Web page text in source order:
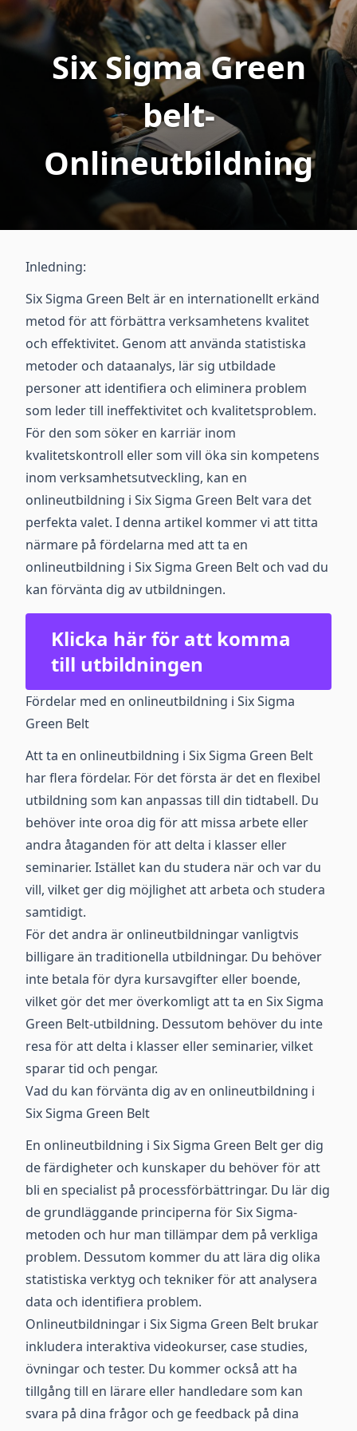
Six Sigma Green
belt-
Onlineutbildning
Inledning:
Six Sigma Green Belt är en internationellt erkänd
metod för att förbättra verksamhetens kvalitet
och effektivitet. Genom att använda statistiska
metoder och dataanalys, lär sig utbildade
personer att identifiera och eliminera problem
som leder till ineffektivitet och kvalitetsproblem.
För den som söker en karriär inom
kvalitetskontroll eller som vill öka sin kompetens
inom verksamhetsutveckling, kan en
onlineutbildning i Six Sigma Green Belt vara det
perfekta valet. I denna artikel kommer vi att titta
närmare på fördelarna med att ta en
onlineutbildning i Six Sigma Green Belt och vad du
kan förvänta dig av utbildningen.
Klicka här för att komma
till utbildningen
Fördelar med en onlineutbildning i Six Sigma
Green Belt
Att ta en onlineutbildning i Six Sigma Green Belt
har flera fördelar. För det första är det en flexibel
utbildning som kan anpassas till din tidtabell. Du
behöver inte oroa dig för att missa arbete eller
andra åtaganden för att delta i klasser eller
seminarier. Istället kan du studera när och var du
vill, vilket ger dig möjlighet att arbeta och studera
samtidigt.
För det andra är onlineutbildningar vanligtvis
billigare än traditionella utbildningar. Du behöver
inte betala för dyra kursavgifter eller boende,
vilket gör det mer överkomligt att ta en Six Sigma
Green Belt-utbildning. Dessutom behöver du inte
resa för att delta i klasser eller seminarier, vilket
sparar tid och pengar.
Vad du kan förvänta dig av en onlineutbildning i
Six Sigma Green Belt
En onlineutbildning i Six Sigma Green Belt ger dig
de färdigheter och kunskaper du behöver för att
bli en specialist på processförbättringar. Du lär dig
de grundläggande principerna för Six Sigma-
metoden och hur man tillämpar dem på verkliga
problem. Dessutom kommer du att lära dig olika
statistiska verktyg och tekniker för att analysera
data och identifiera problem.
Onlineutbildningar i Six Sigma Green Belt brukar
inkludera interaktiva videokurser, case studies,
övningar och tester. Du kommer också att ha
tillgång till en lärare eller handledare som kan
svara på dina frågor och ge feedback på dina